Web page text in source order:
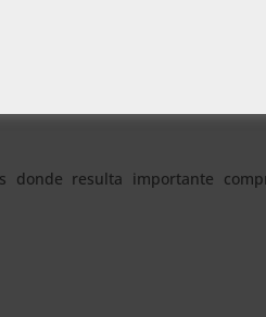
de aprendizaje para que
donde resulta importante